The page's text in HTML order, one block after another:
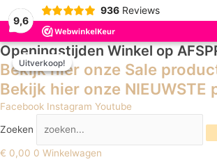
9,6
936 Reviews
Openingstijden Winkel op
Bekijk hier onze Sale
Bekijk hier onze NIEUWSTE
Facebook Instagram Youtube
Zoeken
€ 0,00 0 Winkelwagen
Lecenté
Future
Hard
Fiber
Gel
Soft
50
Uitverkoop!
Uitverkoop!
Prijsklasse:
€ 4,49
€ 18,97
Dit
product